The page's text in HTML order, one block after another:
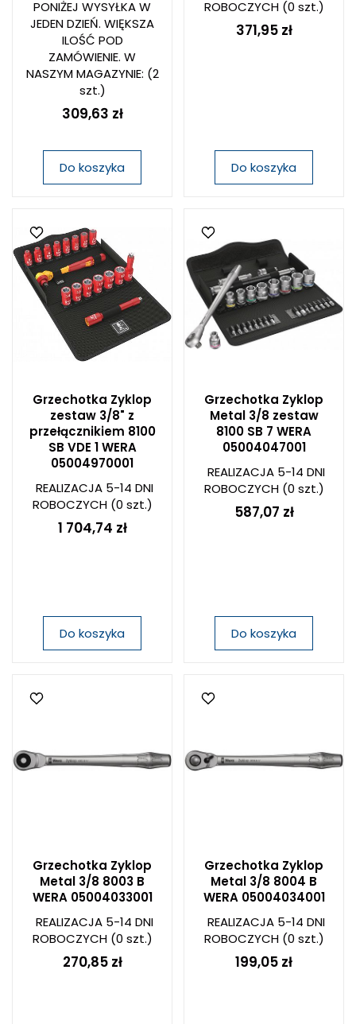
PONIŻEJ WYSYŁKA W
JEDEN DZIEŃ. WIĘKSZA
ILOŚĆ POD
ZAMÓWIENIE. W
NASZYM MAGAZYNIE: (2
szt.)
309,63 zł
Do koszyka
ROBOCZYCH(0 szt.)
371,95 zł
Do koszyka
Grzechotka Zyklop
zestaw 3/8" z
przełącznikiem 8100
SB VDE 1 WERA
05004970001
REALIZACJA 5-14 DNI
ROBOCZYCH(0 szt.)
1 704,74 zł
Do koszyka
Grzechotka Zyklop
Metal 3/8 zestaw
8100 SB 7 WERA
05004047001
REALIZACJA 5-14 DNI
ROBOCZYCH(0 szt.)
587,07 zł
Do koszyka
Grzechotka Zyklop
Metal 3/8 8003 B
WERA 05004033001
REALIZACJA 5-14 DNI
ROBOCZYCH(0 szt.)
270,85 zł
Grzechotka Zyklop
Metal 3/8 8004 B
WERA 05004034001
REALIZACJA 5-14 DNI
ROBOCZYCH(0 szt.)
199,05 zł